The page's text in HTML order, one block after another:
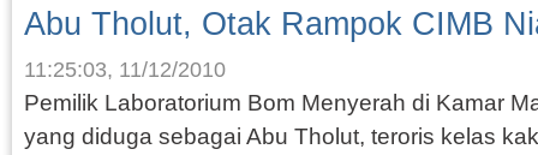
Abu Tholut, Otak Rampok CIMB
11:25:03, 11/12/2010
Pemilik Laboratorium Bom Menyerah di Kamar
yang diduga sebagai Abu Tholut, teroris kelas